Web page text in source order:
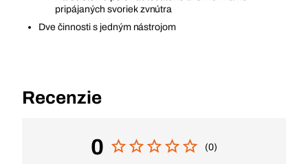
pripájaných svoriek zvnútra
Dve činnosti s jedným nástrojom
Recenzie
0 (0)